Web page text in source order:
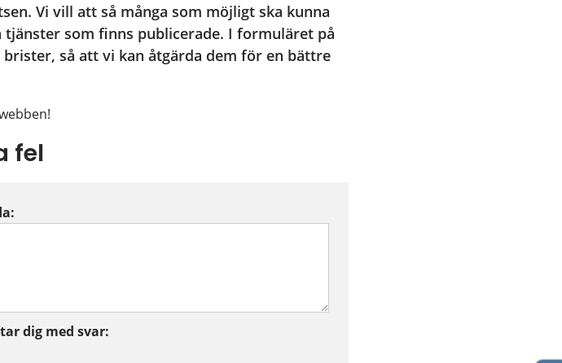
Vi vill att så många som möjligt ska kunna
som finns publicerade. I formuläret på
så att vi kan åtgärda dem för en bättre
fel
dig med svar: